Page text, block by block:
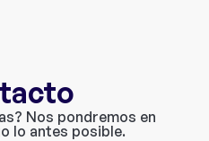
Nos pondremos en
lo antes posible.